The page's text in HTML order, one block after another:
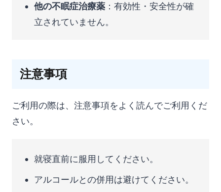
他の不眠症治療薬 ：有効性・安全性が確
立されていません。
注意事項
ご利用の際は、注意事項をよく読んでご利用くだ
さい。
就寝直前に服用してください。
アルコールとの併用は避けてください。